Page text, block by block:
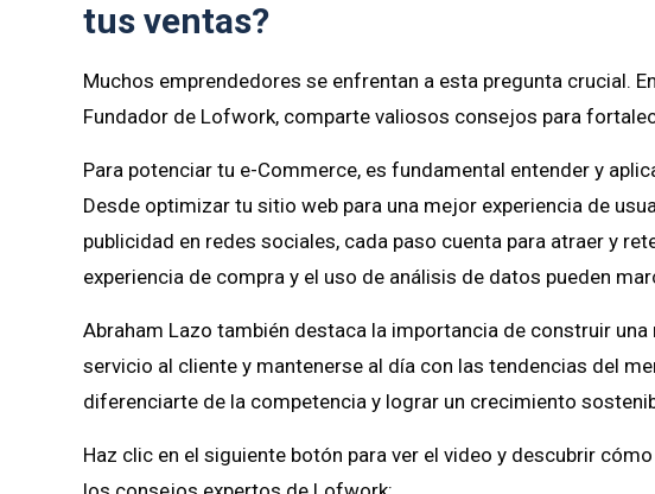
tus ventas?
Muchos emprendedores se enfrentan a esta pregunta crucial.
Fundador de Lofwork, comparte valiosos consejos para
Para potenciar tu e-Commerce, es fundamental entender y
Desde optimizar tu sitio web para una mejor experiencia de
publicidad en redes sociales, cada paso cuenta para atraer y
experiencia de compra y el uso de análisis de datos pueden
Abraham Lazo también destaca la importancia de construir
servicio al cliente y mantenerse al día con las tendencias del
diferenciarte de la competencia y lograr un crecimiento
Haz clic en el siguiente botón para ver el video y descubrir